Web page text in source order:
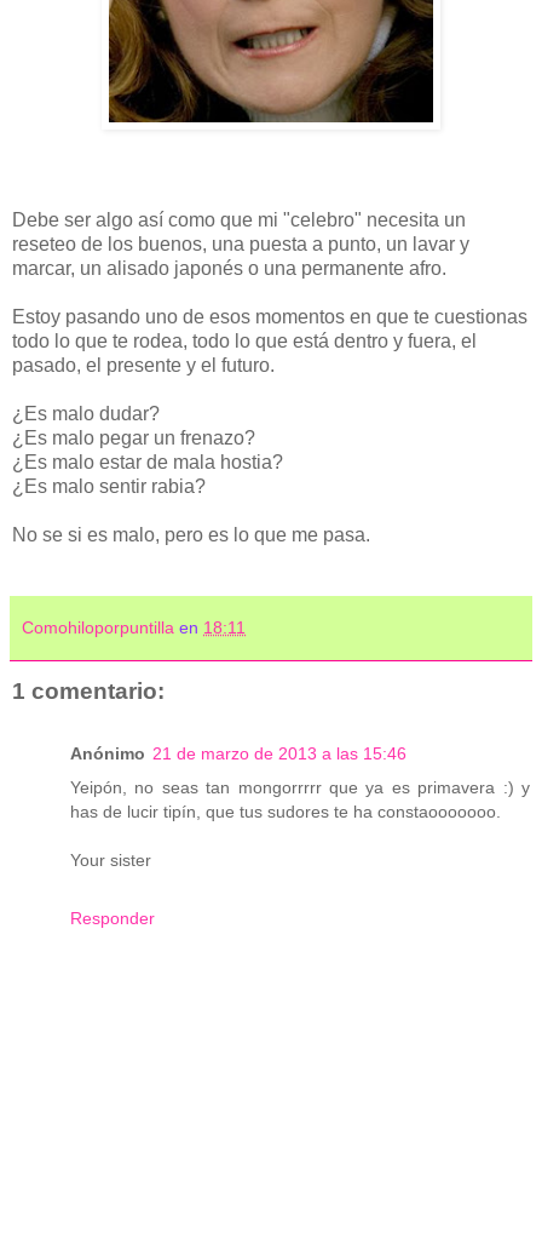
Debe ser algo así como que mi "celebro" necesita un
reseteo de los buenos, una puesta a punto, un lavar y
marcar, un alisado japonés o una permanente afro.
Estoy pasando uno de esos momentos en que te cuestionas
todo lo que te rodea, todo lo que está dentro y fuera, el
pasado, el presente y el futuro.
¿Es malo dudar?
¿Es malo pegar un frenazo?
¿Es malo estar de mala hostia?
¿Es malo sentir rabia?
No se si es malo, pero es lo que me pasa.
Comohiloporpuntilla en 18:11
1 comentario:
Anónimo 21 de marzo de 2013 a las 15:46
Yeipón, no seas tan mongorrrrr que ya es primavera :) y
has de lucir tipín, que tus sudores te ha constaooooooo.
Your sister
Responder